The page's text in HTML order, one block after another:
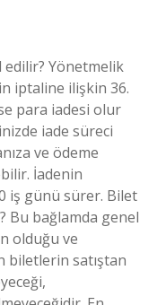
Yönetmelik
iptaline ilişkin 36.
para iadesi olur
iade süreci
ve ödeme
İadenin
iş günü sürer. Bilet
Bu bağlamda genel
olduğu ve
biletlerin satıştan